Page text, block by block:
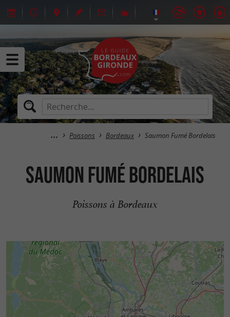
Poissons Bordeaux Saumon Fumé Bordelais
Saumon Fumé Bordelais
Poissons à Bordeaux